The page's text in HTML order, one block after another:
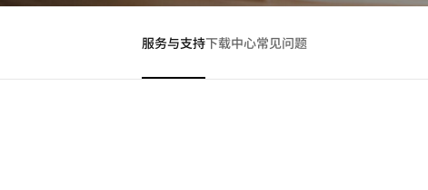
服务与支持下载中心常见问题